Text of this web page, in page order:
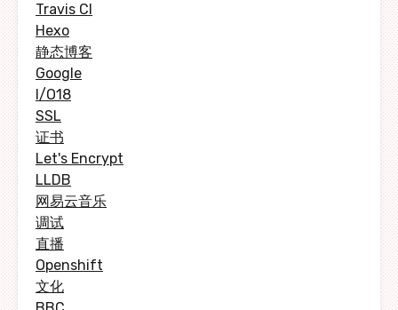
Travis CI
Hexo
静态博客
Google
I/O18
SSL
证书
Let's Encrypt
LLDB
网易云音乐
调试
直播
Openshift
文化